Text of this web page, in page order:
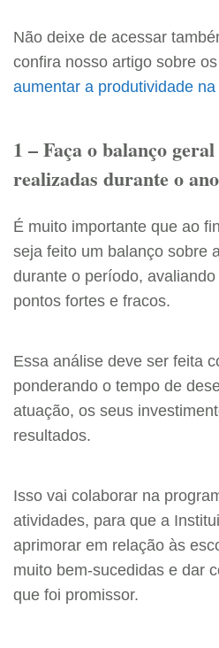
Não deixe de acessar
confira nosso artigo sobre os
aumentar a produtividade
1 – Faça o balanço
realizadas durante o
É muito importante que ao
seja feito um balanço sobre
durante o período,
pontos fortes e fracos.
Essa análise deve ser feita
ponderando o tempo de
atuação, os seus
resultados.
Isso vai colaborar na
atividades, para que a
aprimorar em relação às
muito bem-sucedidas e dar
que foi promissor.